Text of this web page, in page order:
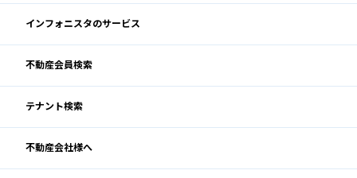
インフォニスタのサービス
不動産会員検索
テナント検索
不動産会社様へ